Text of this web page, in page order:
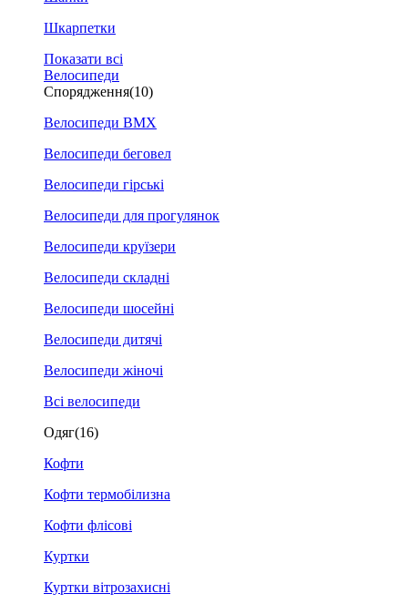
Шкарпетки
Показати всі
Велосипеди
Спорядження(10)
Велосипеди BMX
Велосипеди беговел
Велосипеди гірські
Велосипеди для прогулянок
Велосипеди круїзери
Велосипеди складні
Велосипеди шосейні
Велосипеди дитячі
Велосипеди жіночі
Всі велосипеди
Одяг(16)
Кофти
Кофти термобілизна
Кофти флісові
Куртки
Куртки вітрозахисні